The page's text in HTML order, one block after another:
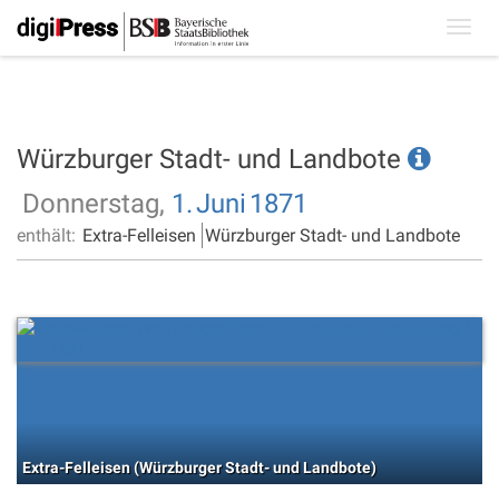
Würzburger Stadt- und Landbote
Donnerstag, 1.Juni 1871
enthält: Extra-Felleisen Würzburger Stadt- und Landbote
Extra-Felleisen (Würzburger Stadt- und Landbote)